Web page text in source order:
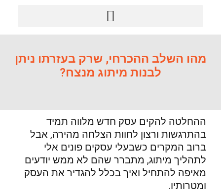
מהו השלב ההכרחי, שרק בעזרתו ניתן
לבנות מיתוג מנצח?
ההחלטה להקים עסק חדש מלווה תמיד
בהתרגשות ורצון לחוות הצלחה מהירה, אבל
ברוב המקרים כשבעלי עסקים פונים אלי
לתהליך מיתוג, מתברר שהם לא ממש יודעים
מאיפה להתחיל ואיך בכלל להגדיר את העסק
ומטרותיו.